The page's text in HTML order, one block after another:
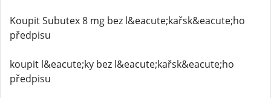
Koupit Subutex 8 mg bez l&eacute;kařsk&eacute;ho
předpisu
koupit l&eacute;ky bez l&eacute;kařsk&eacute;ho
předpisu